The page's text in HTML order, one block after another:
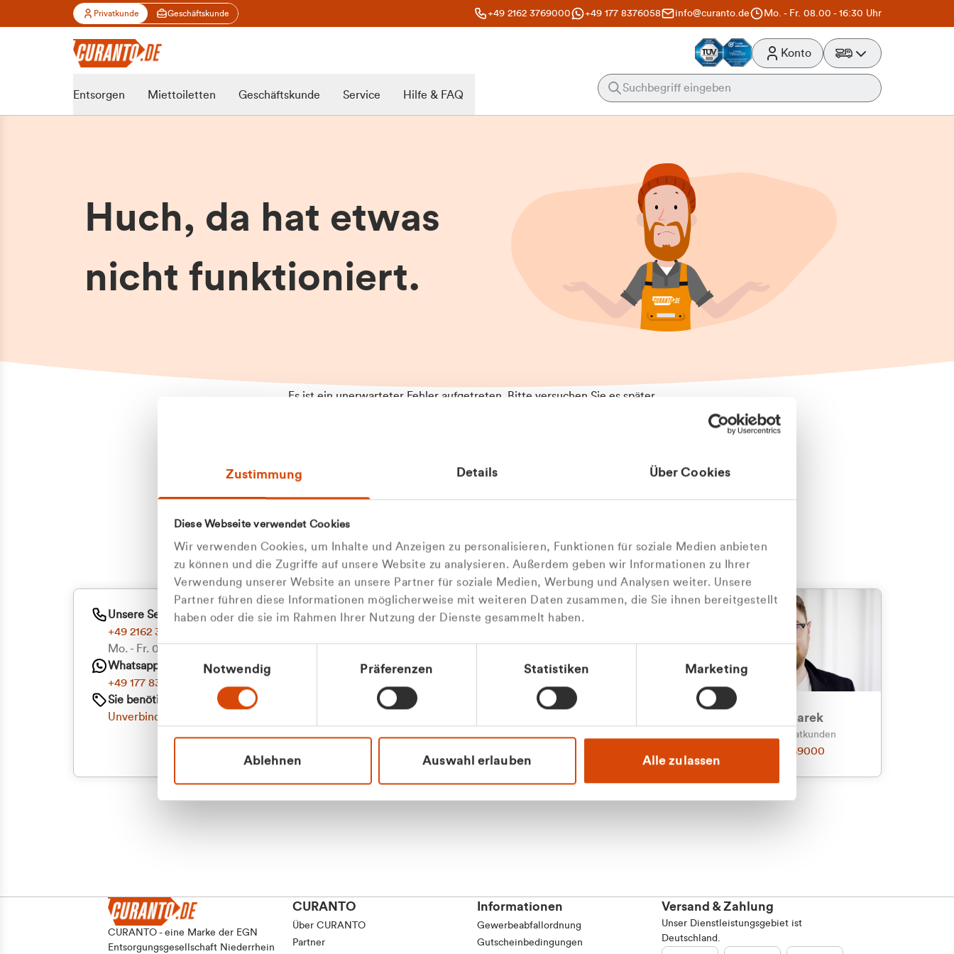
Zustimmung Details Über Cookies
Diese Webseite verwendet Cookies
Wir verwenden Cookies, um Inhalte und Anzeigen zu personalisieren, Funktionen für soziale Medien anbieten
zu können und die Zugriffe auf unsere Website zu analysieren. Außerdem geben wir Informationen zu Ihrer
Verwendung unserer Website an unsere Partner für soziale Medien, Werbung und Analysen weiter. Unsere
Partner führen diese Informationen möglicherweise mit weiteren Daten zusammen, die Sie ihnen bereitgestellt
haben oder die sie im Rahmen Ihrer Nutzung der Dienste gesammelt haben.
Einwilligungsauswahl
Notwendig Präferenzen Statistiken Marketing
Ablehnen Auswahl erlauben Alle zulassen
Privatkunde Geschäftskunde +49 2162 3769000 +49 177 8376058 info@curanto.de Mo. - Fr. 08.00 - 16:30 Uhr
Konto
Entsorgen Miettoiletten Geschäftskunde Service Hilfe & FAQ
Huch, da hat etwas
nicht funktioniert.
Es ist ein unerwarteter Fehler aufgetreten. Bitte versuchen Sie es später
aufgetretenen Fehler an. Wir entschuldigen uns für eventuelle
Unannehmlichkeiten.
Zum Abfallberater
Oder kontaktieren Sie uns persönlich
Wir sind gerne für Sie da
Unsere Service-Hotline
+49 2162 3769000
Mo. - Fr. 08.00 - 16:30 Uhr
Whatsapp
+49 177 8376058
Sie benötigen ein individuelles Angebot?
Unverbindliche Anfrage stellen
Julian Marek
Vertrieb - Privatkunden
0216 237 69000
CURANTO - eine Marke der EGN
Entsorgungsgesellschaft Niederrhein
CURANTO
Über CURANTO
Partner
Informationen
Gewerbeabfallordnung
Gutscheinbedingungen
Versand & Zahlung
Unser Dienstleistungsgebiet ist
Deutschland.